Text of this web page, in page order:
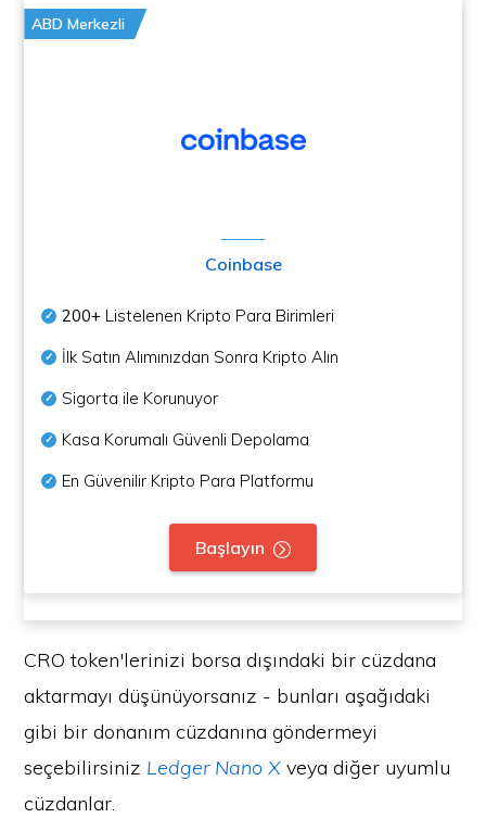
ABD Merkezli
Coinbase
200+ Listelenen Kripto Para Birimleri
İlk Satın Alımınızdan Sonra Kripto Alın
Sigorta ile Korunuyor
Kasa Korumalı Güvenli Depolama
En Güvenilir Kripto Para Platformu
Başlayın
CRO token'lerinizi borsa dışındaki bir cüzdana
aktarmayı düşünüyorsanız - bunları aşağıdaki
gibi bir donanım cüzdanına göndermeyi
seçebilirsiniz Ledger Nano X veya diğer uyumlu
cüzdanlar.